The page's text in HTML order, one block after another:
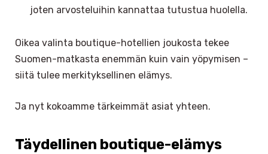
joten arvosteluihin kannattaa tutustua huolella.
Oikea valinta boutique-hotellien joukosta tekee
Suomen-matkasta enemmän kuin vain yöpymisen –
siitä tulee merkityksellinen elämys.
Ja nyt kokoamme tärkeimmät asiat yhteen.
Täydellinen boutique-elämys